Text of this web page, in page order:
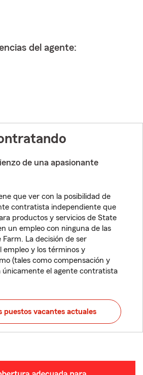
del agente:
de una apasionante
que ver con la posibilidad de
contratista independiente que
productos y servicios de State
un empleo con ninguna de las
La decisión de ser
empleo y los términos y
(tales como compensación y
únicamente el agente contratista
puestos vacantes actuales